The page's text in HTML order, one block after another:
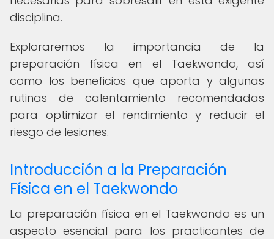
disciplina.
Exploraremos la importancia de la
preparación física en el Taekwondo, así
como los beneficios que aporta y algunas
rutinas de calentamiento recomendadas
para optimizar el rendimiento y reducir el
riesgo de lesiones.
Introducción a la Preparación
Física en el Taekwondo
La preparación física en el Taekwondo es un
aspecto esencial para los practicantes de